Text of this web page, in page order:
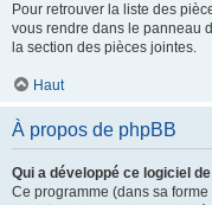
Pour retrouver la liste des
vous rendre dans le panneau
la section des pièces jointes.
Haut
À propos de phpBB
Qui a développé ce logiciel
Ce programme (dans sa